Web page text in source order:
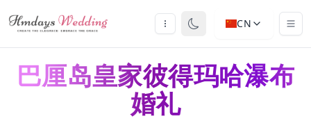
CN
巴厘岛皇家彼得玛哈瀑布
婚礼